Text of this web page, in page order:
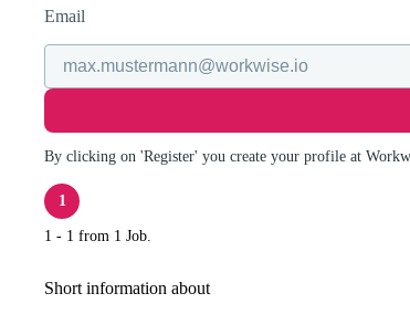
Email
By clicking on 'Register' you create your profile at
1
1 - 1 from 1 Job.
Short information about